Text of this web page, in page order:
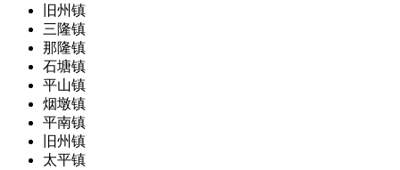
旧州镇
三隆镇
那隆镇
石塘镇
平山镇
烟墩镇
平南镇
旧州镇
太平镇